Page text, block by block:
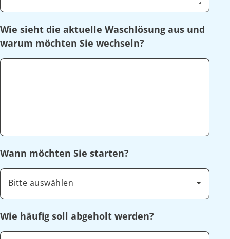
Wie sieht die aktuelle Waschlösung aus und
warum möchten Sie wechseln?
Wann möchten Sie starten?
Bitte auswählen
Wie häufig soll abgeholt werden?